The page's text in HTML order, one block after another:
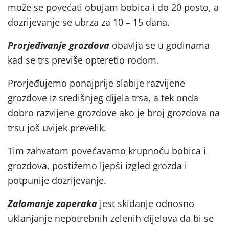
može se povećati obujam bobica i do 20 posto, a
dozrijevanje se ubrza za 10 – 15 dana.
Prorjeđivanje grozdova obavlja se u godinama
kad se trs previše opteretio rodom.
Prorjeđujemo ponajprije slabije razvijene
grozdove iz središnjeg dijela trsa, a tek onda
dobro razvijene grozdove ako je broj grozdova na
trsu još uvijek prevelik.
Tim zahvatom povećavamo krupnoću bobica i
grozdova, postižemo ljepši izgled grozda i
potpunije dozrijevanje.
Zalamanje zaperaka jest skidanje odnosno
uklanjanje nepotrebnih zelenih dijelova da bi se